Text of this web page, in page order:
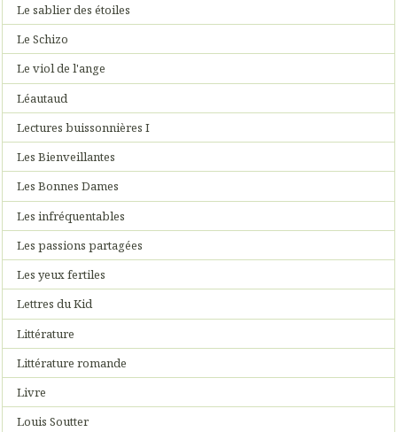
Le sablier des étoiles
Le Schizo
Le viol de l'ange
Léautaud
Lectures buissonnières I
Les Bienveillantes
Les Bonnes Dames
Les infréquentables
Les passions partagées
Les yeux fertiles
Lettres du Kid
Littérature
Littérature romande
Livre
Louis Soutter